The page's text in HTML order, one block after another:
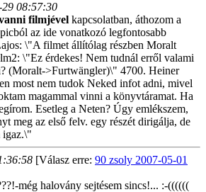
08:57:30
filmjével kapcsolatban, áthozom a
az ide vonatkozó legfontosabb
\"A filmet állítólag részben Moralt
\"Ez érdekes! Nem tudnál erről valami
(Moralt->Furtwängler)\" 4700. Heiner
most nem tudok Neked infot adni, mivel
magammal vinni a könyvtáramat. Ha
Esetleg a Neten? Úgy emlékszem,
meg az első felv. egy részét dirigálja, de
igaz.\"
[Válasz erre: 90 zsoly 2007-05-01
még halovány sejtésem sincs!... :-((((((